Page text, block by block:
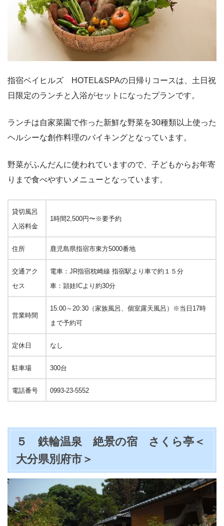
指宿ベイヒルズ HOTEL&SPAの日帰りコースは、土日祝
日限定のランチと入浴がセットになったプランです。
ランチは自家菜園で作った新鮮な野菜を30種類以上使った
ヘルシーな創作料理のバイキングとなっています。
野菜がふんだんに使われていますので、子どもからお年寄
りまで食べやすいメニューとなっています。
貸切風呂
入浴料金
1時間2,500円〜※要予約
住所 鹿児島県指宿市東方5000番地
交通アク
セス
電車：JR指宿枕崎線 指宿駅より車で約１５分
車：頴娃ICより約30分
営業時間
15:00～20:30（家族風呂、個室露天風呂）※当日17時
まで予約可
定休日 なし
駐車場 300台
電話番号 0993-23-5552
５ 鉄輪温泉 絶景の宿 さくら亭＜
大分県別府市＞